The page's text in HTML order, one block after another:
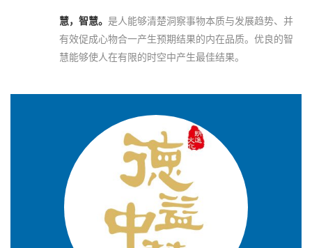
慧，智慧。 是人能够清楚洞察事物本质与发展趋势、并
有效促成心物合一产生预期结果的内在品质。优良的智
慧能够使人在有限的时空中产生最佳结果。